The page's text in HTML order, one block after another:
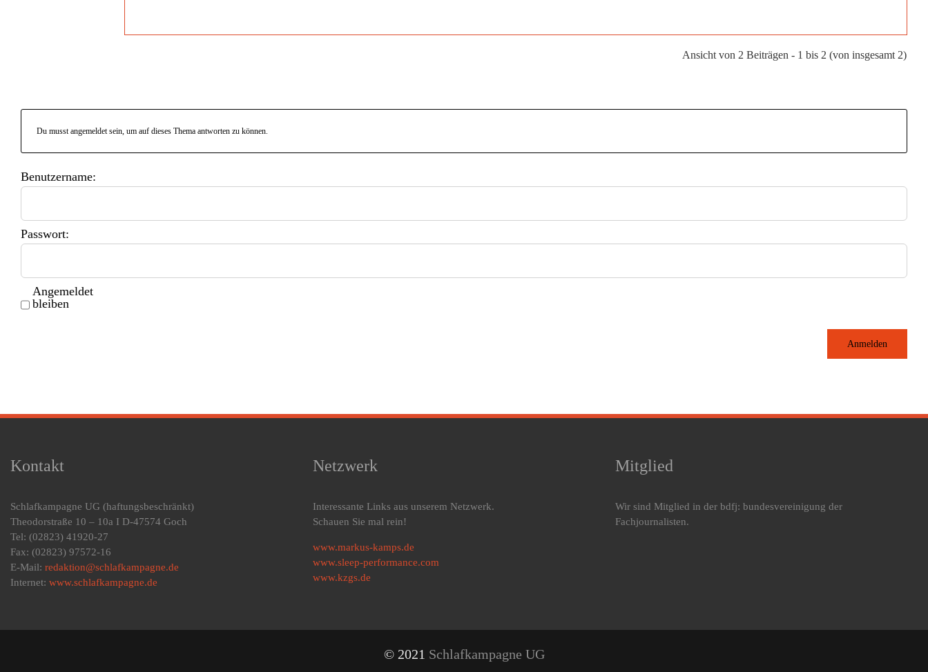
Ansicht von 2 Beiträgen - 1 bis 2 (von insgesamt 2)
Du musst angemeldet sein, um auf dieses Thema antworten zu können.
Benutzername:
Passwort:
Angemeldet
bleiben
Anmelden
Kontakt
Schlafkampagne UG (haftungsbeschränkt)
Theodorstraße 10 – 10a I D-47574 Goch
Tel: (02823) 41920-27
Fax: (02823) 97572-16
E-Mail: redaktion@schlafkampagne.de
Internet: www.schlafkampagne.de
Netzwerk
Interessante Links aus unserem Netzwerk.
Schauen Sie mal rein!
www.markus-kamps.de
www.sleep-performance.com
www.kzgs.de
Mitglied
Wir sind Mitglied in der bdfj: bundesvereinigung der
Fachjournalisten.
© 2021 Schlafkampagne UG